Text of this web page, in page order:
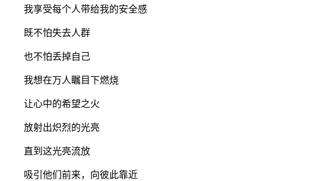
我享受每个人带给我的安全感
既不怕失去人群
也不怕丢掉自己
我想在万人瞩目下燃烧
让心中的希望之火
放射出炽烈的光亮
直到这光亮流放
吸引他们前来，向彼此靠近